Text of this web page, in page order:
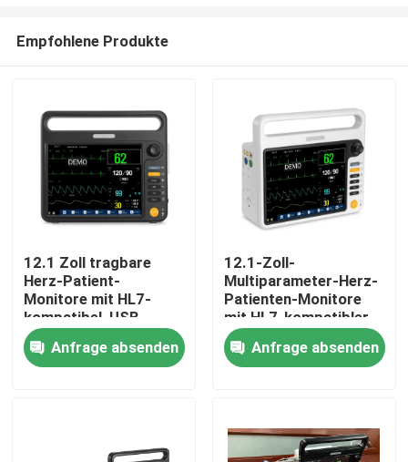
Haus
Empfohlene Produkte
12.1 Zoll tragbare
Herz-Patient-
Monitore mit HL7-
kompatibel, USB-
Daten-Ausgabe-
Funktionen, Vital-
Sings-Überwachung
Anfrage absenden
12.1-Zoll-
Multiparameter-Herz-
Patienten-Monitore
mit HL7-kompatibler
Funktion, OEM/SKD
akzeptiert
Anfrage absenden